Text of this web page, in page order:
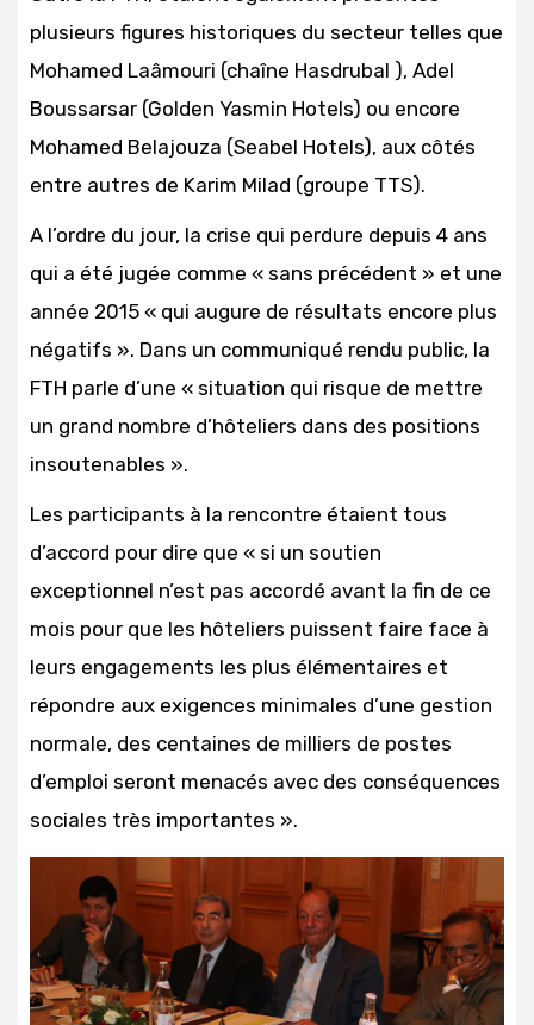
plusieurs figures historiques du secteur telles que
Mohamed Laâmouri (chaîne Hasdrubal ), Adel
Boussarsar (Golden Yasmin Hotels) ou encore
Mohamed Belajouza (Seabel Hotels), aux côtés
entre autres de Karim Milad (groupe TTS).
A l’ordre du jour, la crise qui perdure depuis 4 ans
qui a été jugée comme « sans précédent » et une
année 2015 « qui augure de résultats encore plus
négatifs ». Dans un communiqué rendu public, la
FTH parle d’une « situation qui risque de mettre
un grand nombre d’hôteliers dans des positions
insoutenables ».
Les participants à la rencontre étaient tous
d’accord pour dire que « si un soutien
exceptionnel n’est pas accordé avant la fin de ce
mois pour que les hôteliers puissent faire face à
leurs engagements les plus élémentaires et
répondre aux exigences minimales d’une gestion
normale, des centaines de milliers de postes
d’emploi seront menacés avec des conséquences
sociales très importantes ».